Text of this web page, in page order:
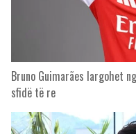
Bruno Guimarães largohet
sfidë të re